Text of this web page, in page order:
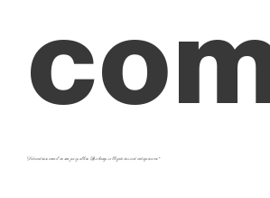
Votre adresse e-mail ne sera pas publiée. Les champs obligatoires sont indiqués avec*